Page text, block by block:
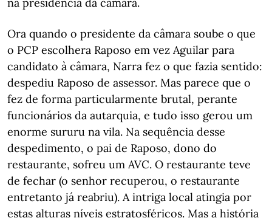
Ora quando o presidente da câmara soube o que
o PCP escolhera Raposo em vez Aguilar para
candidato à câmara, Narra fez o que fazia sentido:
despediu Raposo de assessor. Mas parece que o
fez de forma particularmente brutal, perante
funcionários da autarquia, e tudo isso gerou um
enorme sururu na vila. Na sequência desse
despedimento, o pai de Raposo, dono do
restaurante, sofreu um AVC. O restaurante teve
de fechar (o senhor recuperou, o restaurante
entretanto já reabriu). A intriga local atingia por
estas alturas níveis estratosféricos. Mas a história